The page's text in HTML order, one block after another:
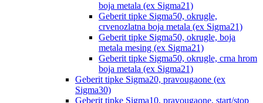
boja metala (ex Sigma21)
Geberit tipke Sigma50, okrugle,
crvenozlatna boja metala (ex Sigma21)
Geberit tipke Sigma50, okrugle, boja
metala mesing (ex Sigma21)
Geberit tipke Sigma50, okrugle, crna hrom
boja metala (ex Sigma21)
Geberit tipke Sigma20, pravougaone (ex
Sigma30)
Geberit tipke Sigma10, pravougaone, start/stop